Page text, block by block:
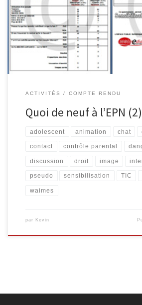
Solheid et Madame Carlier, professeurs à
Waimes. Celle-ci a eu lieu le lundi 23
l’Athénée Royal de Waimes et visait à
ACTIVITÉS COMPTE RENDU
Quoi de neuf à l’EPN (2)
adolescent animation chat
contact contrôle parental
discussion droit image
pseudo sensibilisation TIC
waimes
par Kevin